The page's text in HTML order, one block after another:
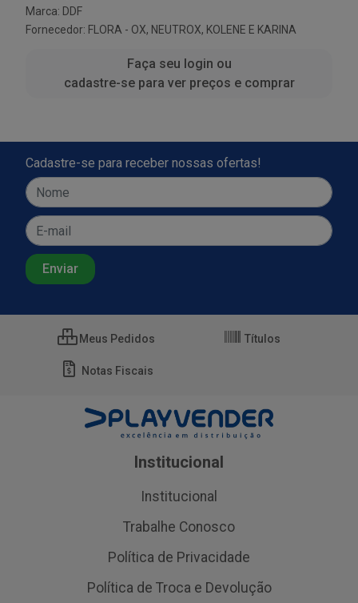
Marca: DDF
Fornecedor: FLORA - OX, NEUTROX, KOLENE E KARINA
Faça seu login ou
cadastre-se para ver preços e comprar
Cadastre-se para receber nossas ofertas!
Meus Pedidos Títulos
Notas Fiscais
Institucional
Institucional
Trabalhe Conosco
Política de Privacidade
Política de Troca e Devolução